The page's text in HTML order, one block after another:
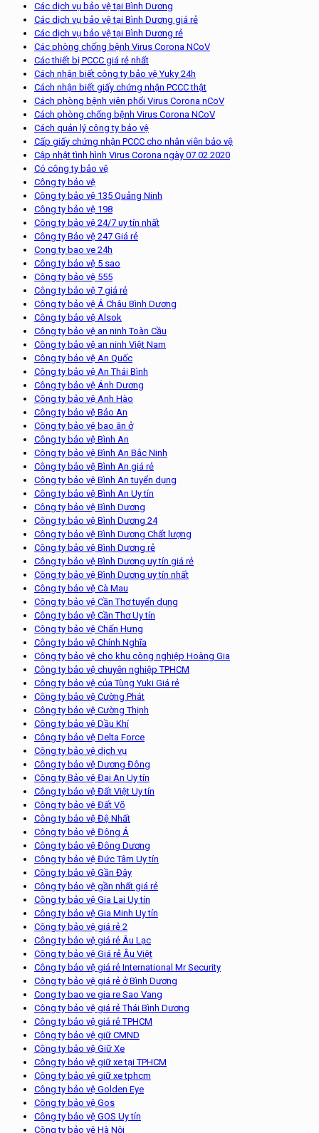
Các dịch vụ bảo vệ tại Bình Dương
Các dịch vụ bảo vệ tại Bình Dương giá rẻ
Các dịch vụ bảo vệ tại Bình Dương rẻ
Các phòng chống bệnh Virus Corona NCoV
Các thiết bị PCCC giá rẻ nhất
Cách nhận biết công ty bảo vệ Yuky 24h
Cách nhận biết giấy chứng nhận PCCC thật
Cách phòng bệnh viên phổi Virus Corona nCoV
Cách phòng chống bệnh Virus Corona NCoV
Cách quản lý công ty bảo vệ
Cấp giấy chứng nhận PCCC cho nhân viên bảo vệ
Cập nhật tình hình Virus Corona ngày 07.02.2020
Có công ty bảo vệ
Công ty bảo vệ
Công ty bảo vệ 135 Quảng Ninh
Công ty bảo vệ 198
Công ty bảo vệ 24/7 uy tín nhất
Công ty Bảo vệ 247 Giá rẻ
Cong ty bao ve 24h
Công ty bảo vệ 5 sao
Công ty bảo vệ 555
Công ty bảo vệ 7 giá rẻ
Công ty bảo vệ Á Châu Bình Dương
Công ty bảo vệ Alsok
Công ty bảo vệ an ninh Toàn Cầu
Công ty bảo vệ an ninh Việt Nam
Công ty bảo vệ An Quốc
Công ty bảo vệ An Thái Bình
Công ty bảo vệ Ánh Dương
Công ty bảo vệ Anh Hào
Công ty bảo vệ Bảo An
Công ty bảo vệ bao ăn ở
Công ty bảo vệ Bình An
Công ty bảo vệ Bình An Bắc Ninh
Công ty bảo vệ Bình An giá rẻ
Công ty bảo vệ Bình An tuyển dụng
Công ty bảo vệ Bình An Uy tín
Công ty bảo vệ Bình Dương
Công ty bảo vệ Bình Dương 24
Công ty bảo vệ Bình Dương Chất lượng
Công ty bảo vệ Bình Dương rẻ
Công ty bảo vệ Bình Dương uy tín giá rẻ
Công ty bảo vệ Bình Dương uy tín nhất
Công ty bảo vệ Cà Mau
Công ty bảo vệ Cần Thơ tuyển dụng
Công ty bảo vệ Cần Thơ Uy tín
Công ty bảo vệ Chấn Hưng
Công ty bảo vệ Chính Nghĩa
Công ty bảo vệ cho khu công nghiệp Hoàng Gia
Công ty bảo vệ chuyên nghiệp TPHCM
Công ty bảo vệ của Tùng Yuki Giá rẻ
Công ty bảo vệ Cường Phát
Công ty bảo vệ Cường Thịnh
Công ty bảo vệ Dầu Khí
Công ty bảo vệ Delta Force
Công ty bảo vệ dịch vụ
Công ty bảo vệ Dương Đông
Công ty Bảo vệ Đại An Uy tín
Công ty bảo vệ Đất Việt Uy tín
Công ty bảo vệ Đất Võ
Công ty bảo vệ Đệ Nhất
Công ty bảo vệ Đông Á
Công ty bảo vệ Đông Dương
Công ty bảo vệ Đức Tâm Uy tín
Công ty bảo vệ Gần Đây
Công ty bảo vệ gần nhất giá rẻ
Công ty bảo vệ Gia Lai Uy tín
Công ty bảo vệ Gia Minh Uy tín
Công ty bảo vệ giá rẻ 2
Công ty bảo vệ giá rẻ Âu Lạc
Công ty bảo vệ Giá rẻ Âu Việt
Công ty bảo vệ giá rẻ International Mr Security
Công ty bảo vệ giá rẻ ở Bình Dương
Cong ty bao ve gia re Sao Vang
Công ty bảo vệ giá rẻ Thái Bình Dương
Công ty bảo vệ giá rẻ TPHCM
Công ty bảo vệ giữ CMND
Công ty bảo vệ Giữ Xe
Công ty bảo vệ giữ xe tại TPHCM
Công ty bảo vệ giữ xe tphcm
Công ty bảo vệ Golden Eye
Công ty bảo vệ Gos
Công ty bảo vệ GOS Uy tín
Công ty bảo vệ Hà Nội